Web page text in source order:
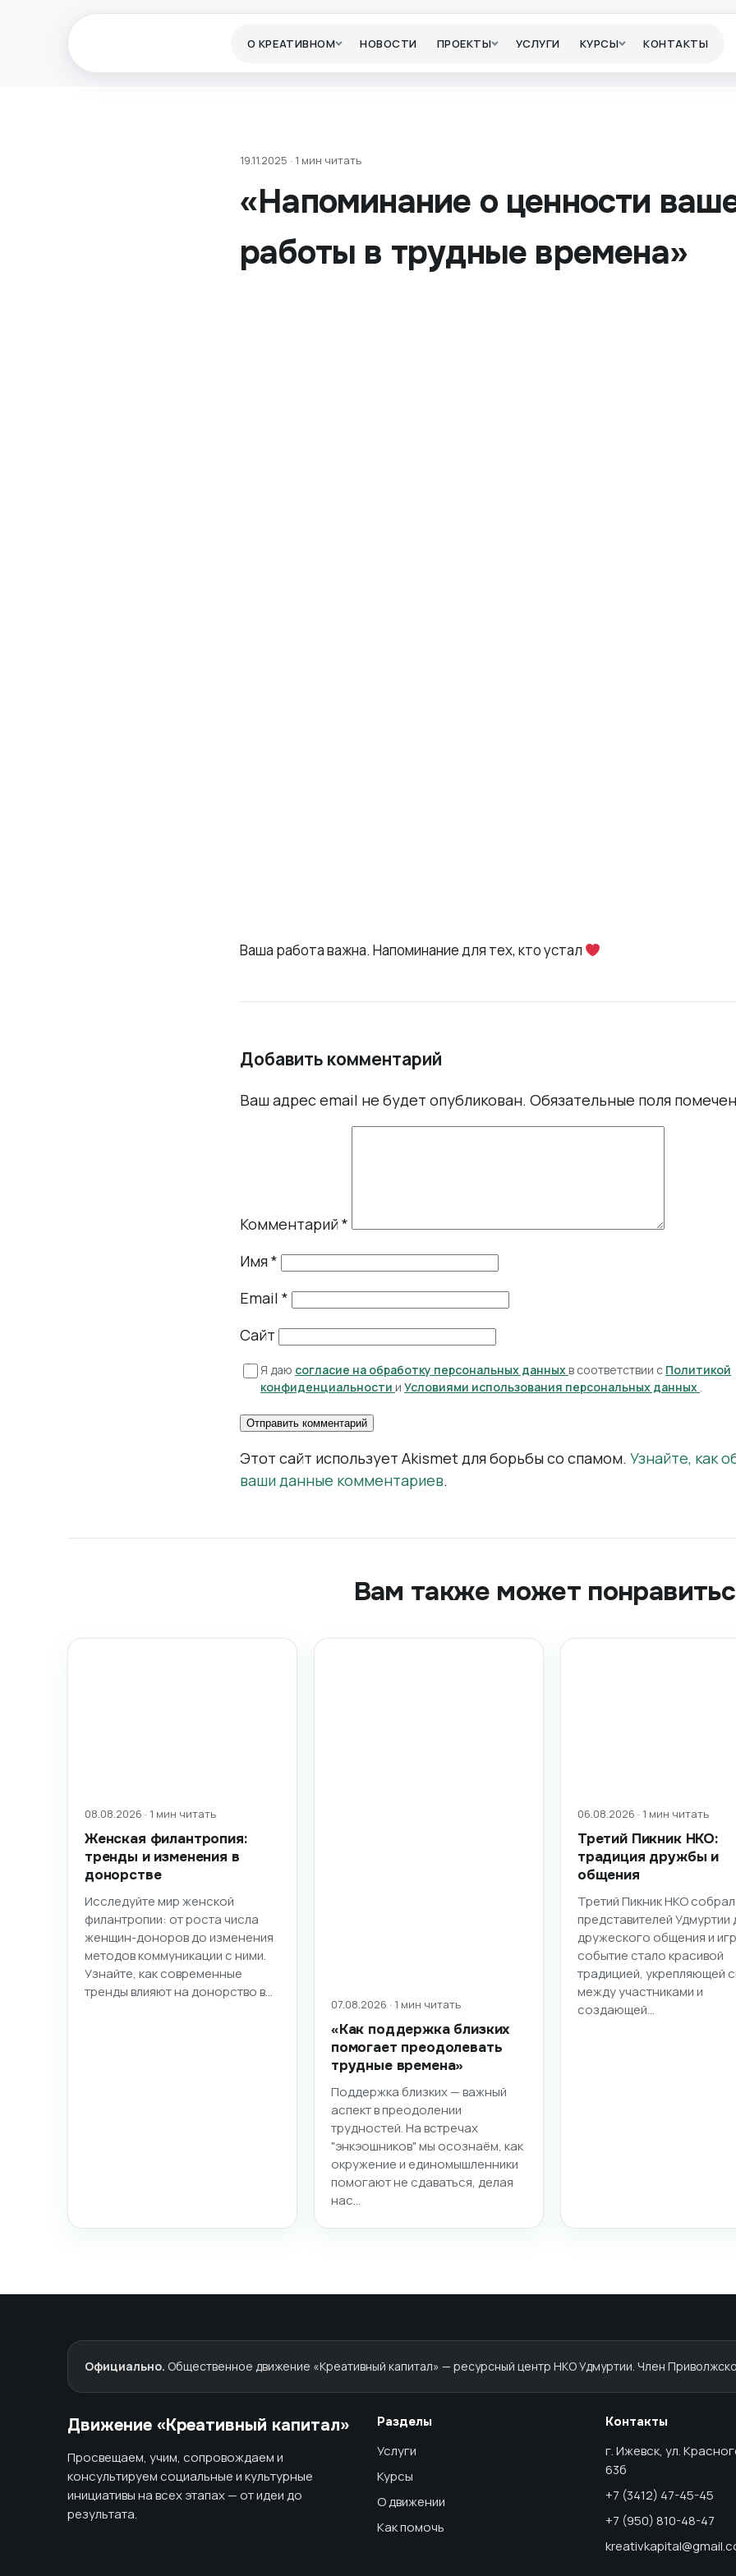
О КРЕАТИВНОМ НОВОСТИ ПРОЕКТЫ УСЛУГИ КУРСЫ КОНТАКТЫ
19.11.2025 · 1 мин читать
«Напоминание о ценности
работы в трудные времена»
Ваша работа важна. Напоминание для тех, кто устал
Добавить комментарий
Ваш адрес email не будет опубликован. Обязательные поля
Комментарий*
Имя*
Email *
Сайт
Я даю согласие на обработку персональных данных в соответствии с Политикой
конфиденциальности и Условиями использования персональных данных .
Этот сайт использует Akismet для борьбы со спамом. Узнайте, как
ваши данные комментариев.
Вам также может
08.08.2026 · 1 мин читать
Женская филантропия:
тренды и изменения в
донорстве
Исследуйте мир женской
филантропии: от роста числа
женщин-доноров до изменения
методов коммуникации с ними.
Узнайте, как современные
тренды влияют на донорство в…
07.08.2026 · 1 мин читать
«Как поддержка близких
помогает преодолевать
трудные времена»
Поддержка близких — важный
аспект в преодолении
трудностей. На встречах
"энкэошников" мы осознаём, как
окружение и единомышленники
помогают не сдаваться, делая
нас…
06.08.2026 · 1 мин читать
Третий Пикник НКО:
традиция дружбы и
общения
Третий Пикник НКО собрал
представителей Удмуртии
дружеского общения и
событие стало красивой
традицией, укрепляющей
между участниками и
создающей…
Официально. Общественное движение «Креативный капитал» — ресурсный центр НКО Удмуртии. Член
Движение «Креативный капитал»
Просвещаем, учим, сопровождаем и
консультируем социальные и культурные
инициативы на всех этапах — от идеи до
результата.
Разделы
Услуги
Курсы
О движении
Как помочь
Контакты
г. Ижевск, ул.
63б
+7 (3412) 47-45-45
+7 (950) 810-48-47